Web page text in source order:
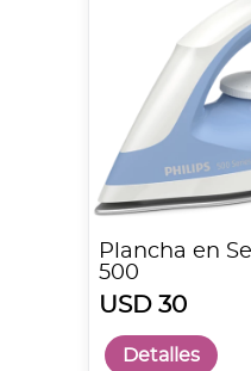
Plancha en
500
USD 30
Detalles